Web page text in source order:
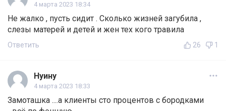
4 марта 2023 18:34
Не жалко , пусть сидит . Сколько жизней загубила ,
слезы матерей и детей и жен тех кого травила
Ответить 26 1
Нуину
4 марта 2023 18:33
Замоташка ....а клиенты сто процентов с бородками